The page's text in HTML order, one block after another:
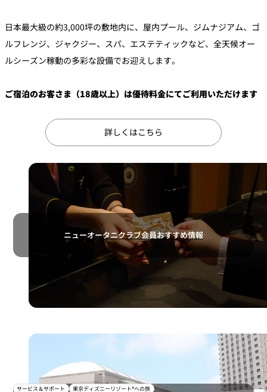
日本最大級の約3,000坪の敷地内に、屋内プール、ジムナジアム、ゴ
ルフレンジ、ジャクジー、スパ、エステティックなど、全天候オー
ルシーズン稼動の多彩な設備でお迎えします。
ご宿泊のお客さま（18歳以上）は優待料金にてご利用いただけます
詳しくはこちら
ニューオータニクラブ会員おすすめ情報
サービス＆サポート 東京ディズニーリゾート®への旅